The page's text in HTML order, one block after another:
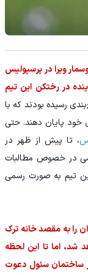
ویرا در پرسپولیس
در رختکن این تیم
رسیده بودند که با
خود پایان دهند. حتی
، تا پیش از ظهر در
در خصوص مطالبات
تیم به صورت رسمی
را به مقصد خانه ترک
اما تا این لحظه
ساختمان سئول دعوت